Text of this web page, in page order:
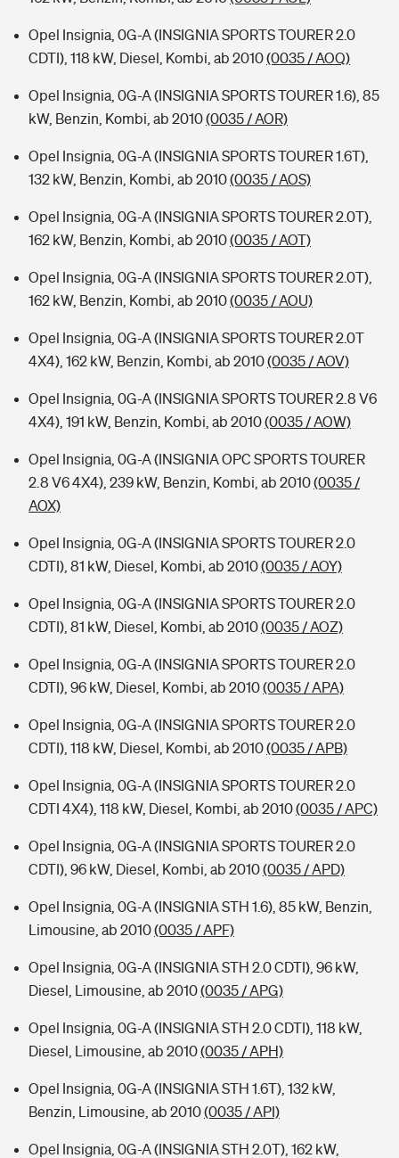
Opel Insignia, 0G-A (INSIGNIA SPORTS TOURER 2.0
CDTI), 118 kW, Diesel, Kombi, ab 2010(0035 / AOQ)
Opel Insignia, 0G-A (INSIGNIA SPORTS TOURER 1.6), 85
kW, Benzin, Kombi, ab 2010(0035 / AOR)
Opel Insignia, 0G-A (INSIGNIA SPORTS TOURER 1.6T),
132 kW, Benzin, Kombi, ab 2010(0035 / AOS)
Opel Insignia, 0G-A (INSIGNIA SPORTS TOURER 2.0T),
162 kW, Benzin, Kombi, ab 2010(0035 / AOT)
Opel Insignia, 0G-A (INSIGNIA SPORTS TOURER 2.0T),
162 kW, Benzin, Kombi, ab 2010(0035 / AOU)
Opel Insignia, 0G-A (INSIGNIA SPORTS TOURER 2.0T
4X4), 162 kW, Benzin, Kombi, ab 2010(0035 / AOV)
Opel Insignia, 0G-A (INSIGNIA SPORTS TOURER 2.8 V6
4X4), 191 kW, Benzin, Kombi, ab 2010(0035 / AOW)
Opel Insignia, 0G-A (INSIGNIA OPC SPORTS TOURER
2.8 V6 4X4), 239 kW, Benzin, Kombi, ab 2010(0035 /
AOX)
Opel Insignia, 0G-A (INSIGNIA SPORTS TOURER 2.0
CDTI), 81 kW, Diesel, Kombi, ab 2010(0035 / AOY)
Opel Insignia, 0G-A (INSIGNIA SPORTS TOURER 2.0
CDTI), 81 kW, Diesel, Kombi, ab 2010(0035 / AOZ)
Opel Insignia, 0G-A (INSIGNIA SPORTS TOURER 2.0
CDTI), 96 kW, Diesel, Kombi, ab 2010(0035 / APA)
Opel Insignia, 0G-A (INSIGNIA SPORTS TOURER 2.0
CDTI), 118 kW, Diesel, Kombi, ab 2010(0035 / APB)
Opel Insignia, 0G-A (INSIGNIA SPORTS TOURER 2.0
CDTI 4X4), 118 kW, Diesel, Kombi, ab 2010(0035 / APC)
Opel Insignia, 0G-A (INSIGNIA SPORTS TOURER 2.0
CDTI), 96 kW, Diesel, Kombi, ab 2010(0035 / APD)
Opel Insignia, 0G-A (INSIGNIA STH 1.6), 85 kW, Benzin,
Limousine, ab 2010(0035 / APF)
Opel Insignia, 0G-A (INSIGNIA STH 2.0 CDTI), 96 kW,
Diesel, Limousine, ab 2010(0035 / APG)
Opel Insignia, 0G-A (INSIGNIA STH 2.0 CDTI), 118 kW,
Diesel, Limousine, ab 2010(0035 / APH)
Opel Insignia, 0G-A (INSIGNIA STH 1.6T), 132 kW,
Benzin, Limousine, ab 2010(0035 / API)
Opel Insignia, 0G-A (INSIGNIA STH 2.0T), 162 kW,